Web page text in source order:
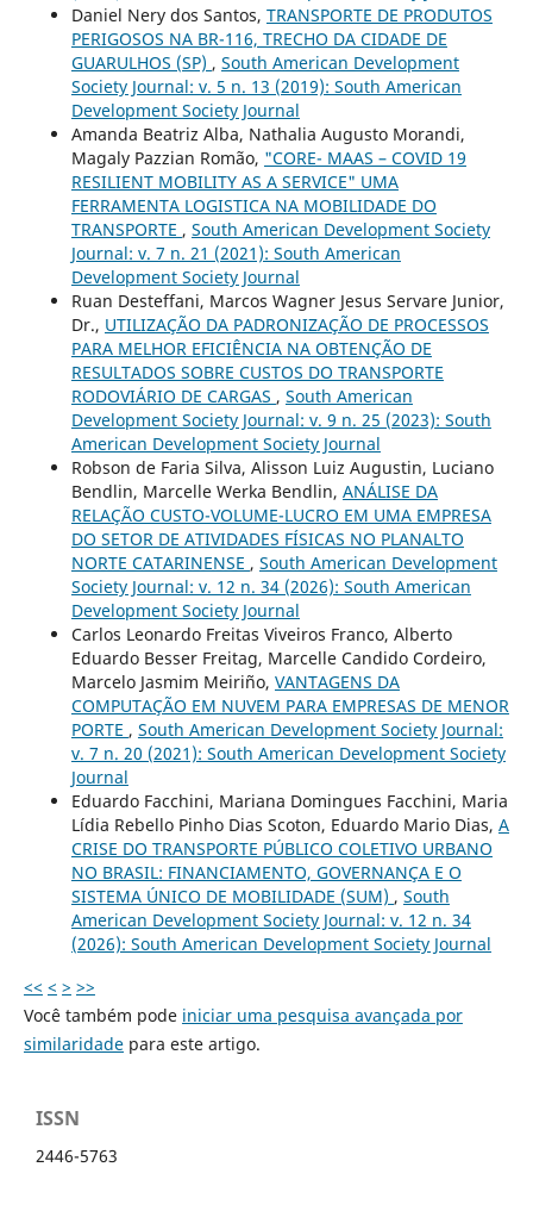
Daniel Nery dos Santos, TRANSPORTE DE PRODUTOS
PERIGOSOS NA BR-116, TRECHO DA CIDADE DE
GUARULHOS (SP) , South American Development
Society Journal: v. 5 n. 13 (2019): South American
Development Society Journal
Amanda Beatriz Alba, Nathalia Augusto Morandi,
Magaly Pazzian Romão, "CORE- MAAS – COVID 19
RESILIENT MOBILITY AS A SERVICE" UMA
FERRAMENTA LOGISTICA NA MOBILIDADE DO
TRANSPORTE , South American Development Society
Journal: v. 7 n. 21 (2021): South American
Development Society Journal
Ruan Desteffani, Marcos Wagner Jesus Servare Junior,
Dr., UTILIZAÇÃO DA PADRONIZAÇÃO DE PROCESSOS
PARA MELHOR EFICIÊNCIA NA OBTENÇÃO DE
RESULTADOS SOBRE CUSTOS DO TRANSPORTE
RODOVIÁRIO DE CARGAS , South American
Development Society Journal: v. 9 n. 25 (2023): South
American Development Society Journal
Robson de Faria Silva, Alisson Luiz Augustin, Luciano
Bendlin, Marcelle Werka Bendlin, ANÁLISE DA
RELAÇÃO CUSTO-VOLUME-LUCRO EM UMA EMPRESA
DO SETOR DE ATIVIDADES FÍSICAS NO PLANALTO
NORTE CATARINENSE , South American Development
Society Journal: v. 12 n. 34 (2026): South American
Development Society Journal
Carlos Leonardo Freitas Viveiros Franco, Alberto
Eduardo Besser Freitag, Marcelle Candido Cordeiro,
Marcelo Jasmim Meiriño, VANTAGENS DA
COMPUTAÇÃO EM NUVEM PARA EMPRESAS DE MENOR
PORTE , South American Development Society Journal:
v. 7 n. 20 (2021): South American Development Society
Journal
Eduardo Facchini, Mariana Domingues Facchini, Maria
Lídia Rebello Pinho Dias Scoton, Eduardo Mario Dias, A
CRISE DO TRANSPORTE PÚBLICO COLETIVO URBANO
NO BRASIL: FINANCIAMENTO, GOVERNANÇA E O
SISTEMA ÚNICO DE MOBILIDADE (SUM) , South
American Development Society Journal: v. 12 n. 34
(2026): South American Development Society Journal
<< < > >>
Você também pode iniciar uma pesquisa avançada por
similaridadepara este artigo.
ISSN
2446-5763